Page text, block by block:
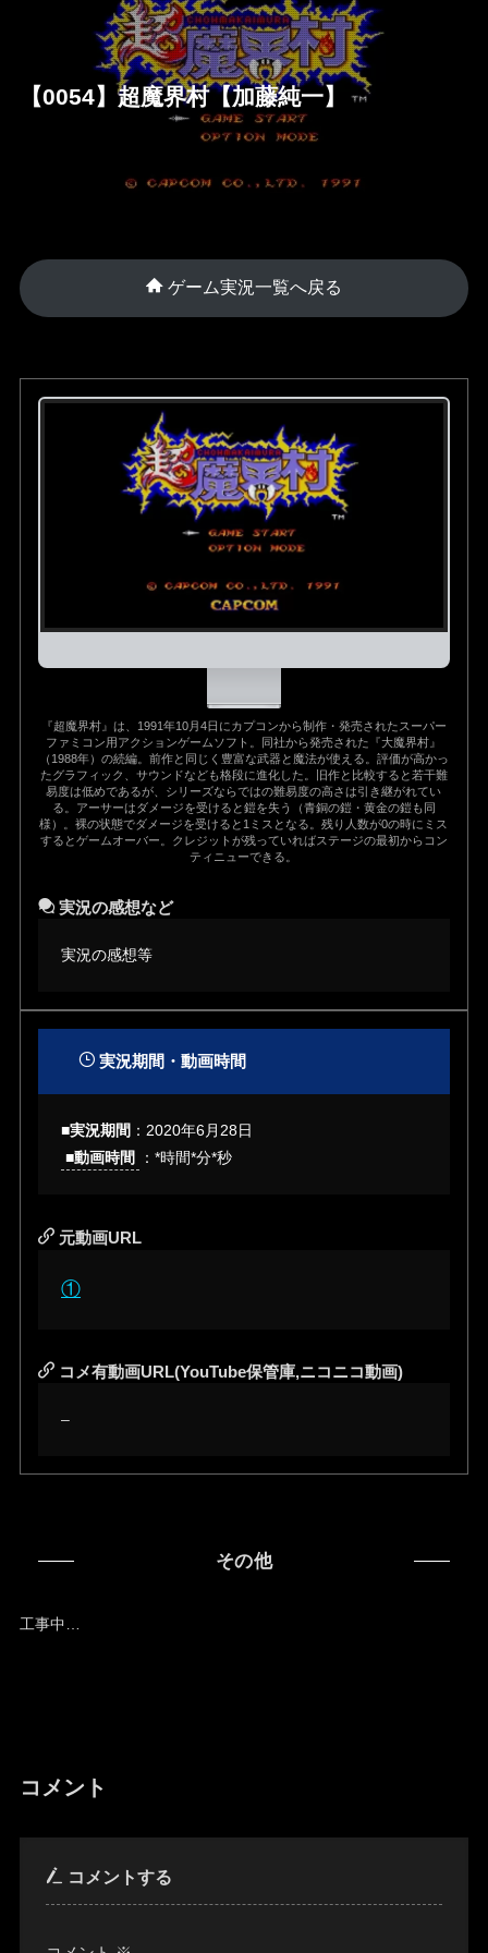
【0054】超魔界村【加藤純一】
ゲーム実況一覧へ戻る
『超魔界村』は、1991年10月4日にカプコンから制作・発売されたスーパー
ファミコン用アクションゲームソフト。同社から発売された『大魔界村』
（1988年）の続編。前作と同じく豊富な武器と魔法が使える。評価が高かっ
たグラフィック、サウンドなども格段に進化した。旧作と比較すると若干難
易度は低めであるが、シリーズならではの難易度の高さは引き継がれてい
る。アーサーはダメージを受けると鎧を失う（青銅の鎧・黄金の鎧も同
様）。裸の状態でダメージを受けると1ミスとなる。残り人数が0の時にミス
するとゲームオーバー。クレジットが残っていればステージの最初からコン
ティニューできる。
実況の感想など
実況の感想等
実況期間・動画時間
■実況期間 ： 2020年6月28日
■動画時間
：*時間*分*秒
元動画URL
①
コメ有動画URL(YouTube保管庫,ニコニコ動画)
–
その他
工事中…
コメント
コメントする